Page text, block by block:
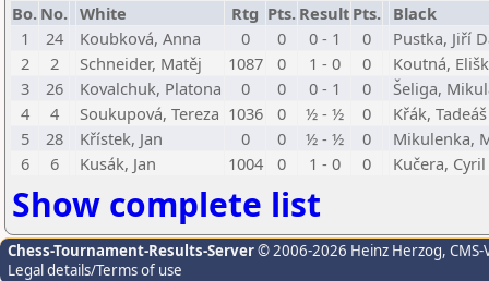
Bo. No. White Rtg Pts. Result Pts. Black
1
24 Koubková, Anna 0 0 0 - 1 0
Pustka, Jiří
2
2 Schneider, Matěj 1087 0 1 - 0 0
Koutná,
3
26 Kovalchuk, Platona 0 0 0 - 1 0
Šeliga,
4
4 Soukupová, Tereza 1036 0 ½ - ½ 0
Křák, Tadeáš
5
28 Křístek, Jan 0 0 ½ - ½ 0
Mikulenka,
6
6 Kusák, Jan 1004 0 1 - 0 0 Kučera, Cyril
Show complete list
Chess-Tournament-Results-Server© 2006-2026 Heinz Herzog,
Legal details/Terms of use